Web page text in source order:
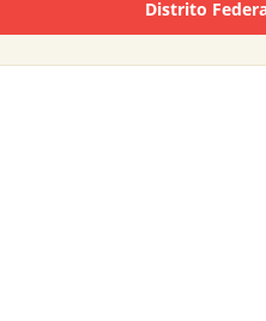
Distrito